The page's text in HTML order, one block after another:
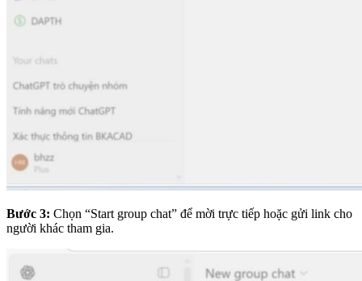
Bước 3: Chọn “Start group chat” để mời trực tiếp hoặc gửi link cho
người khác tham gia.